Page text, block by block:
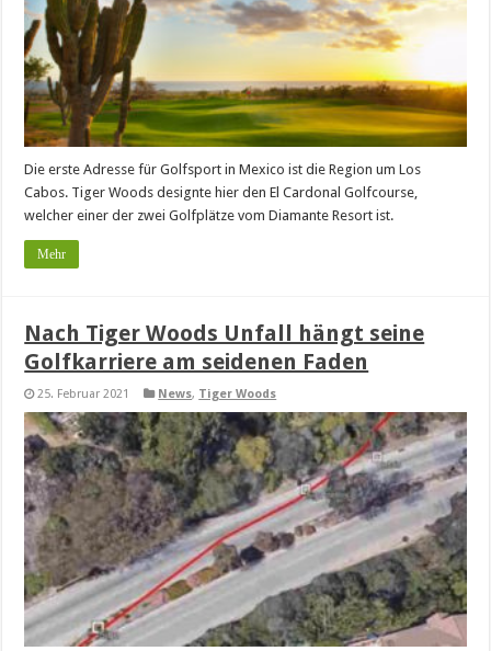
Die erste Adresse für Golfsport in Mexico ist die Region um Los
Cabos. Tiger Woods designte hier den El Cardonal Golfcourse,
welcher einer der zwei Golfplätze vom Diamante Resort ist.
Mehr
Nach Tiger Woods Unfall hängt seine
Golfkarriere am seidenen Faden
25. Februar 2021 News, Tiger Woods